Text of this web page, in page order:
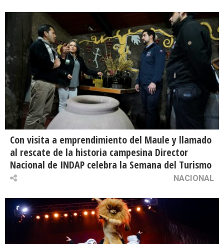
Con visita a emprendimiento del Maule y llamado
al rescate de la historia campesina Director
Nacional de INDAP celebra la Semana del Turismo
NACIONAL